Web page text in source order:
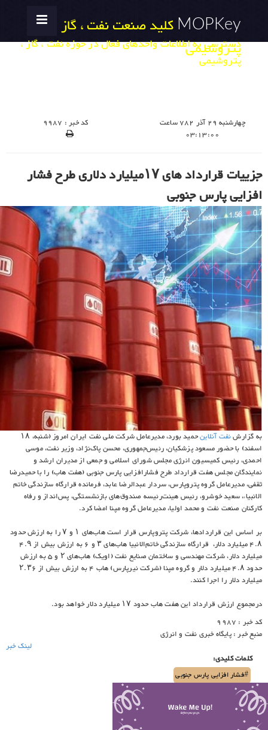
MOPKeyکلید صنعت نفت ، گاز ،
پتروشیمی
دسترسی به اطلاعات واحدهای فعال در حوزه نفت ، گاز ،
پتروشیمی
چهارشنبه 29 آذر 782 ساعت
03:13:00
کد خبر : 9987
جزییات قرارداد های ۱۷میلیارد دلاری طرح فشار
افزایی پارس جنوبی
به گزارشنفت آنلاین
حمید بورد، مدیرعامل شرکت ملی نفت ایران امروز (شنبه، ۱۸
اسفند) با حضور مسعود پزشکیان، رئیس‌جمهوری، محسن پاک‌نژاد، وزیر نفت، موسی
احمدی، رئیس کمیسیون انرژی مجلس شورای اسلامی و جمعی از مدیران ارشد و
نمایندگان مجلس هفت قرارداد طرح فشارافزایی پارس جنوبی (هفت هاب) را با حمیدرضا
ثقفی، مدیرعامل گروه پتروپارس، سردار عبدالرضا عابد، فرمانده قرارگاه سازندگی خاتم
الانبیاء، سعید خوشرو، رئیس هیئت‌رئیسه صندوق‌های بازنشستگی، پس‌انداز و رفاه
کارکنان صنعت نفت و محمد اولیا، مدیرعامل گروه مپنا امضا کرد.
بر اساس این قراردادها، شرکت پتروپارس قرار است هاب‌های ۱ و ۷ را به ارزش حدود
۴.۸ میلیارد دلار، قرارگاه سازندگی خاتم‌الانبیا هاب‌های ۳ و ۶ به ارزش بیش از ۴.۹
میلیارد دلار، شرکت مهندسی و ساختمان صنایع نفت (اویک) هاب‌های ۲ و ۵ به ارزش
حدود ۴.۸ میلیارد دلار و گروه مپنا (شرکت نیرپارس) هاب ۴ به ارزش بیش از ۲.۳۶
میلیارد دلار را اجرا کنند.
درمجموع ارزش قرارداد این هفت هاب حدود ۱۷ میلیارد دلار خواهد بود.
کد خبر : 9987
منبع خبر : پایگاه خبری نفت و انرژی
لینک خبر
کلمات کلیدی:
#فشار افزایی پارس جنوبی